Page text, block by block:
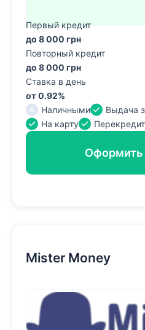
Первый кредит
до 8 000 грн
Повторный кредит
до 8 000 грн
Ставка в день
от 0.92%
Наличными
Выдача
На карту
Оформить
Mister Money